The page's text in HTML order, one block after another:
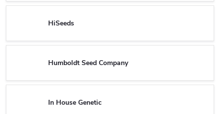
HiSeeds
Humboldt Seed Company
In House Genetic